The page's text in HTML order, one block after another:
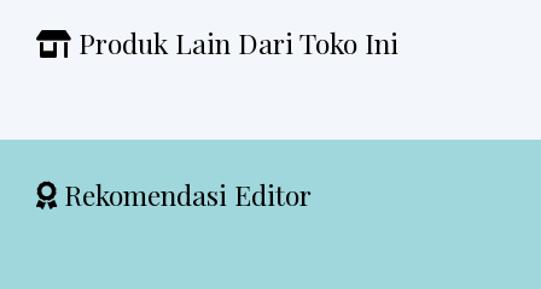
Produk Lain Dari Toko Ini
Rekomendasi Editor